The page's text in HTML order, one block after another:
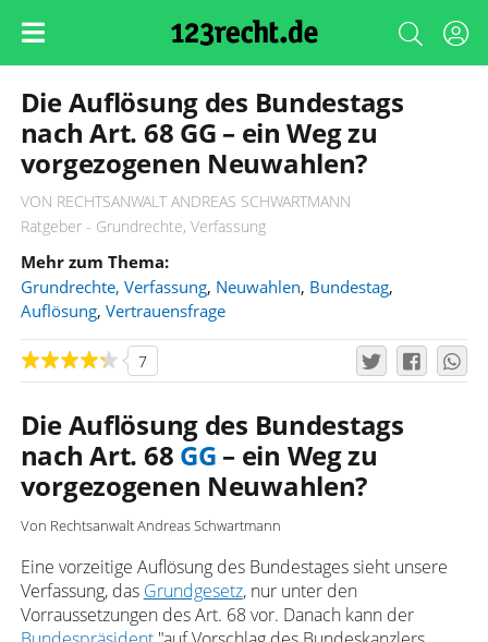
Die Auflösung des Bundestags
nach Art. 68 GG – ein Weg zu
vorgezogenen Neuwahlen?
VON RECHTSANWALT ANDREAS SCHWARTMANN
Ratgeber - Grundrechte, Verfassung
Mehr zum Thema:
Grundrechte, Verfassung, Neuwahlen, Bundestag,
Auflösung, Vertrauensfrage
7
Die Auflösung des Bundestags
nach Art. 68 GG – ein Weg zu
vorgezogenen Neuwahlen?
Von Rechtsanwalt Andreas Schwartmann
Eine vorzeitige Auflösung des Bundestages sieht unsere
Verfassung, das Grundgesetz, nur unter den
Vorraussetzungen des Art. 68 vor. Danach kann der